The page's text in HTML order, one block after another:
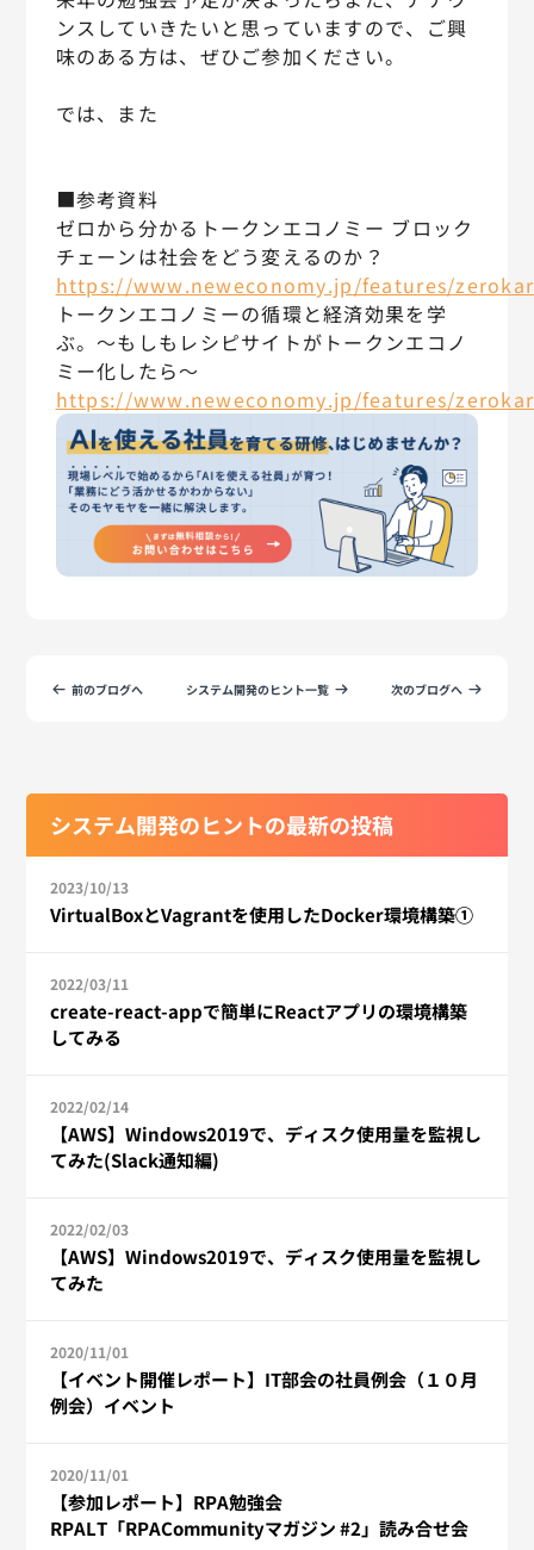
ンスしていきたいと思っていますので、ご興
味のある方は、ぜひご参加ください。
では、また
■参考資料
ゼロから分かるトークンエコノミー ブロック
チェーンは社会をどう変えるのか？
https://www.neweconomy.jp/features/
トークンエコノミーの循環と経済効果を学
ぶ。〜もしもレシピサイトがトークンエコノ
ミー化したら〜
https://www.neweconomy.jp/features/
前のブログへ システム開発のヒント一覧 次のブログへ
システム開発のヒントの最新の投稿
2023/10/13
VirtualBoxとVagrantを使用したDocker環境構築①
2022/03/11
create-react-appで簡単にReactアプリの環境構築
してみる
2022/02/14
【AWS】Windows2019で、ディスク使用量を監視し
てみた(Slack通知編)
2022/02/03
【AWS】Windows2019で、ディスク使用量を監視し
てみた
2020/11/01
【イベント開催レポート】IT部会の社員例会（１０月
例会）イベント
2020/11/01
【参加レポート】RPA勉強会
RPALT「RPACommunityマガジン #2」読み合せ会